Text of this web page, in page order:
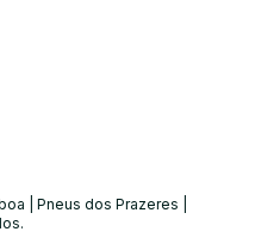
| Pneus dos Prazeres |